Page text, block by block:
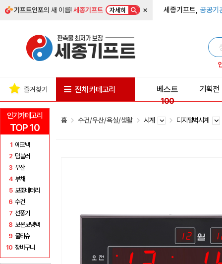
기프트인포의 새 이름!세종기프트 자세히 × 세종기프트, 공공기
인기카테고리
TOP 10
1 에코백
2 텀블러
3 우산
4 부채
5 보조배터리
6 수건
7 선풍기
8 보온보냉백
9 물티슈
10 장바구니
즐겨찾기 전체 카테고리
베스트
100
기획전
홈 수건/우산/욕실/생활 시계 디지털벽시계